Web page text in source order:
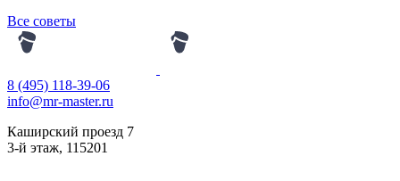
Все советы
8 (495) 118-39-06
info@mr-master.ru
Каширский проезд 7
3-й этаж, 115201